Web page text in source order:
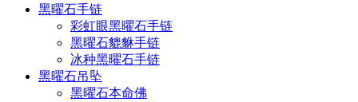
黑曜石手链
彩虹眼黑曜石手链
黑曜石貔貅手链
冰种黑曜石手链
黑曜石吊坠
黑曜石本命佛